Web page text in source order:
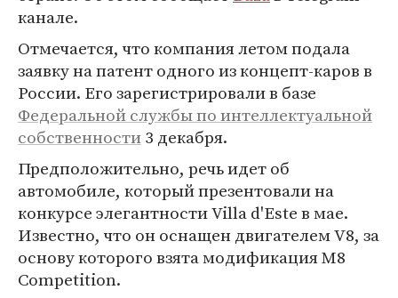
канале.
Отмечается, что компания летом подала
заявку на патент одного из концепт-каров в
России. Его зарегистрировали в базе
Федеральной службы по интеллектуальной
собственности3 декабря.
Предположительно, речь идет об
автомобиле, который презентовали на
конкурсе элегантности Villa d'Este в мае.
Известно, что он оснащен двигателем V8, за
основу которого взята модификация M8
Competition.